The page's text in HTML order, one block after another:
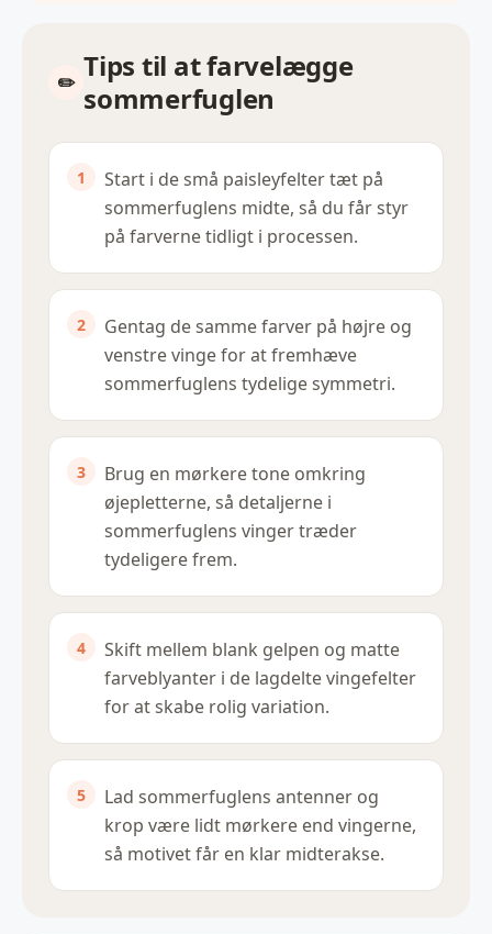
Tips til at farvelægge
sommerfuglen
Start i de små paisleyfelter tæt på
sommerfuglens midte, så du får styr
på farverne tidligt i processen.
Gentag de samme farver på højre og
venstre vinge for at fremhæve
sommerfuglens tydelige symmetri.
Brug en mørkere tone omkring
øjepletterne, så detaljerne i
sommerfuglens vinger træder
tydeligere frem.
Skift mellem blank gelpen og matte
farveblyanter i de lagdelte vingefelter
for at skabe rolig variation.
Lad sommerfuglens antenner og
krop være lidt mørkere end vingerne,
så motivet får en klar midterakse.